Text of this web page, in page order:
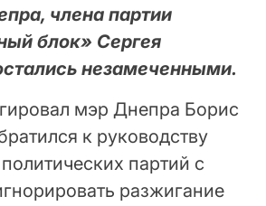
члена партии
блок» Сергея
незамеченными.
мэр Днепра Борис
к руководству
партий с
разжигание